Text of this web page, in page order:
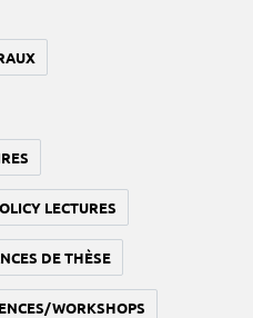
LECTURES
DE THÈSE
WORKSHOPS